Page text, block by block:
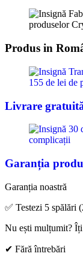
Produs in
Livrare
Garanția
Garanția noastră
✅ Testezi 5 spălări
Nu ești mulțumit?
✔ Fără întrebări